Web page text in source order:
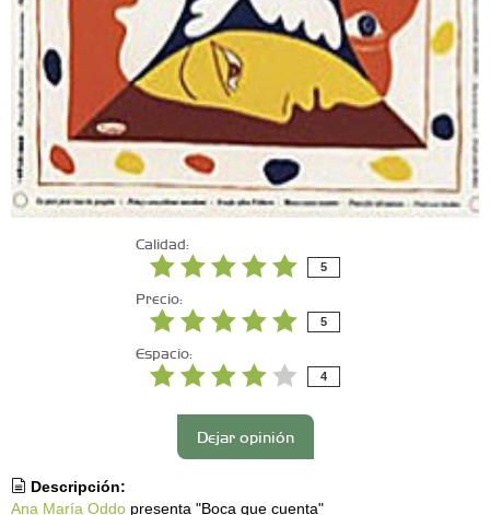
Calidad:
5
Precio:
5
Espacio:
4
Dejar opinión
Descripción:
Ana María Oddo presenta "Boca que cuenta"